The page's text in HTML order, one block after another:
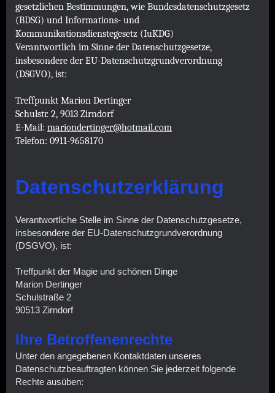
gesetzlichen Bestimmungen, wie Bundesdatenschutzgesetz
(BDSG) und Informations- und
Kommunikationsdienstegesetz (IuKDG)
Verantwortlich im Sinne der Datenschutzgesetze,
insbesondere der EU-Datenschutzgrundverordnung
(DSGVO), ist:
Treffpunkt Marion Dertinger
Schulstr. 2, 9013 Zirndorf
E-Mail: mariondertinger@hotmail.com
Telefon: 0911-9658170
Datenschutzerklärung
Verantwortliche Stelle im Sinne der Datenschutzgesetze,
insbesondere der EU-Datenschutzgrundverordnung
(DSGVO), ist:
Treffpunkt der Magie und schönen Dinge
Marion Dertinger
Schulstraße 2
90513 Zirndorf
Ihre Betroffenenrechte
Unter den angegebenen Kontaktdaten unseres
Datenschutzbeauftragten können Sie jederzeit folgende
Rechte ausüben: